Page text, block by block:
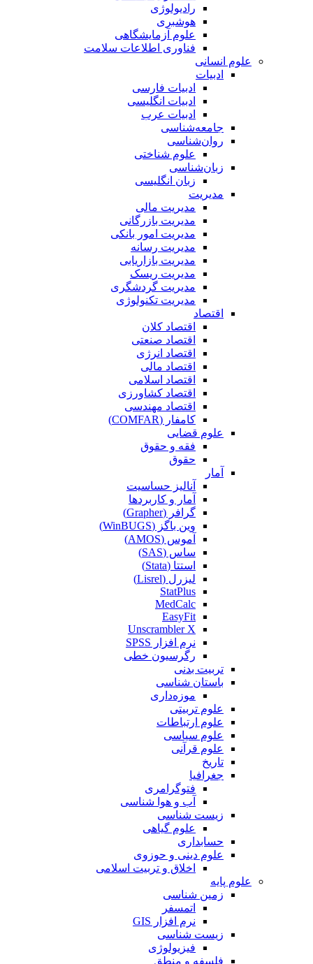
رادیولوژی
هوشبری
علوم آزمایشگاهی
فناوری اطلاعات سلامت
علوم انسانی
ادبیات
ادبیات فارسی
ادبیات انگلیسی
ادبیات عرب
جامعه‌شناسی
روان‌شناسی
علوم شناختی
زبان‌شناسی
زبان انگلیسی
مدیریت
مدیریت مالی
مدیریت بازرگانی
مدیریت امور بانکی
مدیریت رسانه
مدیریت بازاریابی
مدیریت ریسک
مدیریت گردشگری
مدیریت تکنولوژی
اقتصاد
اقتصاد کلان
اقتصاد صنعتی
اقتصاد انرژی
اقتصاد مالی
اقتصاد اسلامی
اقتصاد کشاورزی
اقتصاد مهندسی
کامفار (COMFAR)
علوم قضایی
فقه و حقوق
حقوق
آمار
آنالیز حساسیت
آمار و کاربردها
گرافر (Grapher)
وین باگز (WinBUGS)
آموس (AMOS)
ساس (SAS)
استتا (Stata)
لیزرل (Lisrel)
StatPlus
MedCalc
EasyFit
Unscrambler X
نرم افزار SPSS
رگرسیون خطی
تربیت بدنی
باستان شناسی
موزه‌داری
علوم تربیتی
علوم ارتباطات
علوم سیاسی
علوم قرآنی
تاریخ
جغرافیا
فتوگرامری
آب و هوا شناسی
زیست شناسی
علوم گیاهی
حسابداری
علوم دینی و حوزوی
اخلاق و تربیت اسلامی
علوم پایه
زمین شناسی
اتمسفر
نرم افزار GIS
زیست شناسی
فیزیولوژی
فلسفه و منطق